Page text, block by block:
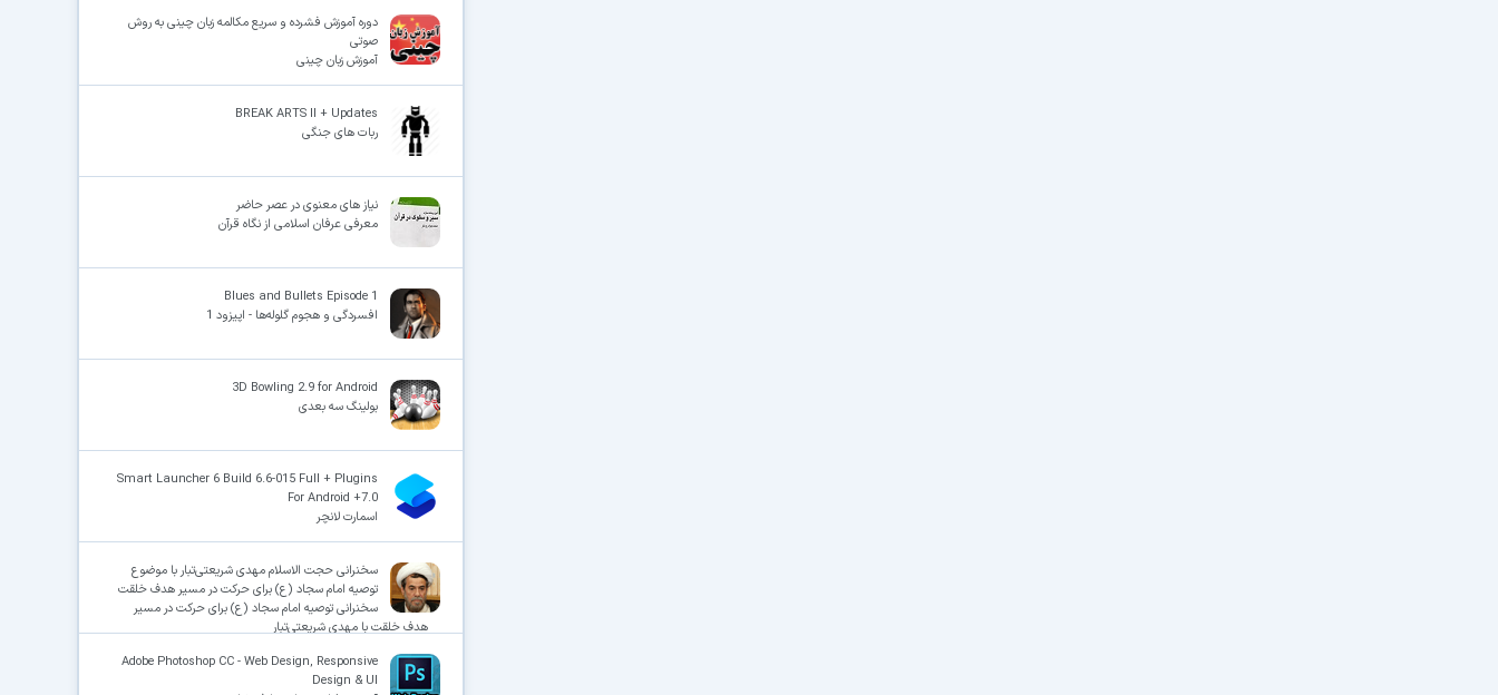
دوره آموزش فشرده و سریع مکالمه زبان چینی به روش
صوتی
آموزش زبان چینی
BREAK ARTS II + Updates
ربات های جنگی
نیاز های معنوی در عصر حاضر
معرفی عرفان اسلامی از نگاه قرآن
Blues and Bullets Episode 1
افسردگی و هجوم گلوله‌ها - اپیزود 1
3D Bowling 2.9 for Android
بولینگ سه بعدی
Smart Launcher 6 Build 6.6-015 Full + Plugins
For Android +7.0
اسمارت لانچر
سخنرانی حجت الاسلام مهدی شریعتی‌تبار با موضوع
توصیه امام سجاد (ع) برای حرکت در مسیر هدف خلقت
سخنرانی توصیه امام سجاد (ع) برای حرکت در مسیر
هدف خلقت با مهدی شریعتی‌تبار
Adobe Photoshop CC - Web Design, Responsive
Design & UI